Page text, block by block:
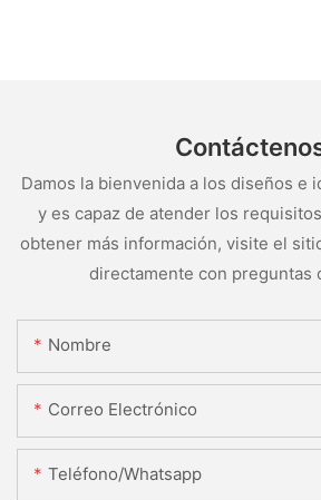
Damos la bienvenida a los diseños e
y es capaz de atender los
obtener más información, visite el
directamente con preguntas
Nombre
Correo Electrónico
Teléfono/whatsapp